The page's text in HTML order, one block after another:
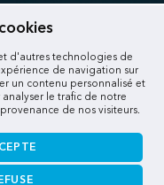
d'autres technologies de
de navigation sur
un contenu personnalisé et
le trafic de notre
de nos visiteurs.